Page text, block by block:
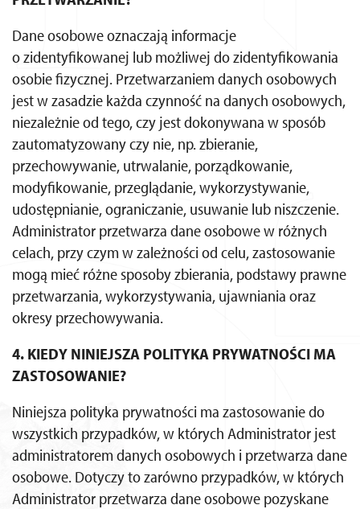
Dane osobowe oznaczają informacje
o zidentyfikowanej lub możliwej do zidentyfikowania
osobie fizycznej. Przetwarzaniem danych osobowych
jest w zasadzie każda czynność na danych osobowych,
niezależnie od tego, czy jest dokonywana w sposób
zautomatyzowany czy nie, np. zbieranie,
przechowywanie, utrwalanie, porządkowanie,
modyfikowanie, przeglądanie, wykorzystywanie,
udostępnianie, ograniczanie, usuwanie lub niszczenie.
Administrator przetwarza dane osobowe w różnych
celach, przy czym w zależności od celu, zastosowanie
mogą mieć różne sposoby zbierania, podstawy prawne
przetwarzania, wykorzystywania, ujawniania oraz
okresy przechowywania.
4. KIEDY NINIEJSZA POLITYKA PRYWATNOŚCI MA
ZASTOSOWANIE?
Niniejsza polityka prywatności ma zastosowanie do
wszystkich przypadków, w których Administrator jest
administratorem danych osobowych i przetwarza dane
osobowe. Dotyczy to zarówno przypadków, w których
Administrator przetwarza dane osobowe pozyskane